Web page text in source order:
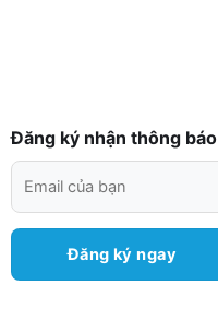
Đăng ký nhận thông báo